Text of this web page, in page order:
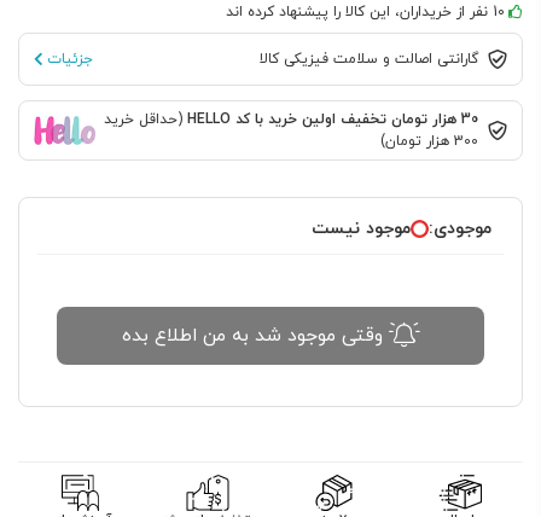
10 نفر از خریداران، این کالا را پیشنهاد کرده اند
گارانتی اصالت و سلامت فیزیکی کالا جزئیات
30 هزار تومان تخفیف اولین خرید با کد HELLO
(حداقل خرید
300 هزار تومان)
موجودی: موجود نیست
وقتی موجود شد به من اطلاع بده